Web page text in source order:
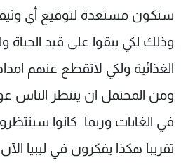
ستكون مستعدة لتوقيع أي
وذلك لكي يبقوا على قيد الحياة
الغذائية ولكي لاتقطع عنهم
ومن المحتمل ان ينتظر الناس
في الغابات وربما كانوا
تقريبا هكذا يفكرون في ليبيا